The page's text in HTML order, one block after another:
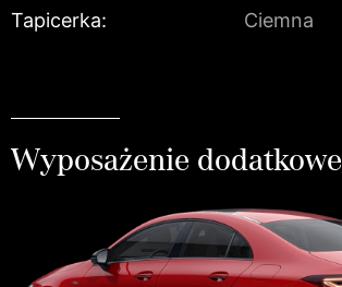
Tapicerka: Ciemna
Wyposażenie dodatkowe